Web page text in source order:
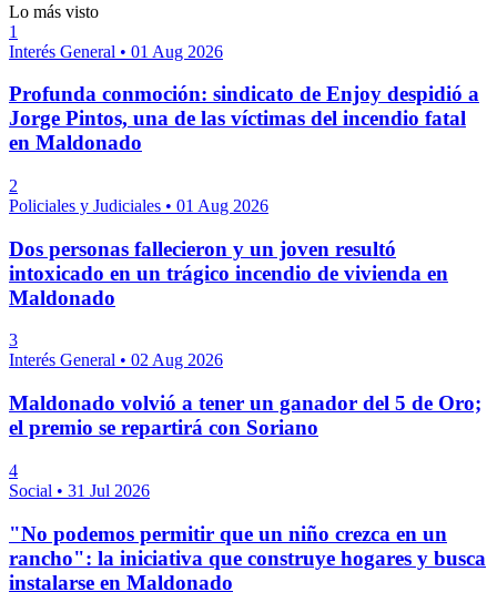
Lo más visto
1
Interés General • 01 Aug 2026
Profunda conmoción: sindicato de Enjoy despidió a
Jorge Pintos, una de las víctimas del incendio fatal
en Maldonado
2
Policiales y Judiciales • 01 Aug 2026
Dos personas fallecieron y un joven resultó
intoxicado en un trágico incendio de vivienda en
Maldonado
3
Interés General • 02 Aug 2026
Maldonado volvió a tener un ganador del 5 de Oro;
el premio se repartirá con Soriano
4
Social • 31 Jul 2026
"No podemos permitir que un niño crezca en un
rancho": la iniciativa que construye hogares y busca
instalarse en Maldonado